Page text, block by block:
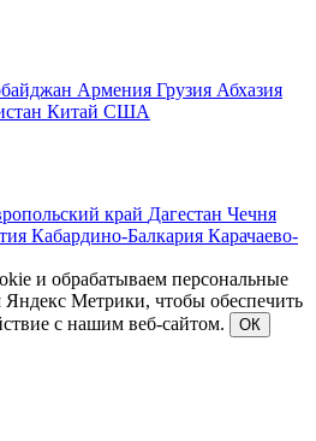
Армения Грузия Абхазия
Китай США
край Дагестан Чечня
Кабардино-Балкария Карачаево-
и обрабатываем персональные
Яндекс Метрики, чтобы обеспечить
с нашим веб-сайтом.
ОК